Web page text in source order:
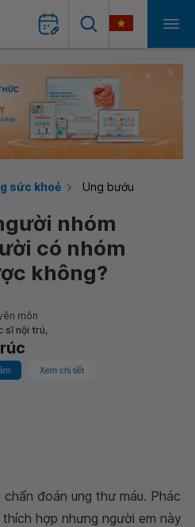
sức khoẻ Ung bướu
nhóm
có nhóm
không?
môn
sĩ nội trú,
Xem chi tiết
đoán ung thư máu. Phác
hợp nhưng người em này